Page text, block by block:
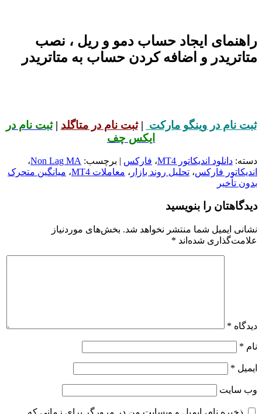
راهنمای ایجاد حساب دمو و ریل ، نصب
متاتریدر و اضافه کردن حساب به متاتریدر
ثبت نام در وینگو مارکت |ثبت نام در متاگلد |ثبت نام در
ایکس چف
دسته: دانلود اندیکاتور MT4 ، فارکس | برچسب: Non Lag MA،
اندیکاتور فارکس، تحلیل روند بازار ، معاملات MT4 ، میانگین متحرک
بدون تأخیر
دیدگاهتان را بنویسید
نشانی ایمیل شما منتشر نخواهد شد. بخش‌های موردنیاز
علامت‌گذاری شده‌اند *
دیدگاه *
نام *
ایمیل *
وب‌ سایت
ذخیره نام، ایمیل و وبسایت من در مرورگر برای زمانی که